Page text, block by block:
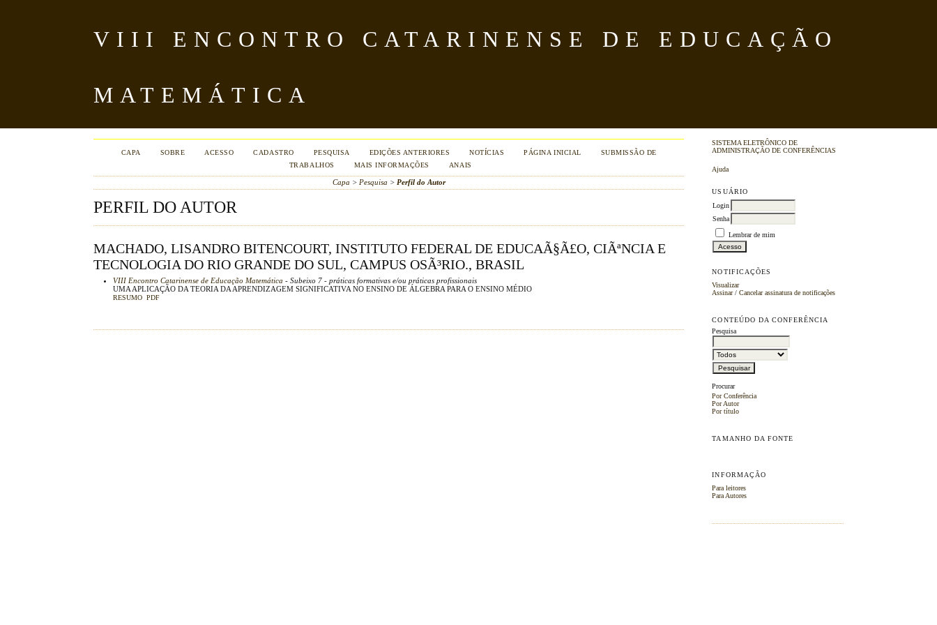
VIII ENCONTRO CATARINENSE DE EDUCAÇÃO
MATEMÁTICA
SISTEMA ELETRÔNICO DE
ADMINISTRAÇÃO DE CONFERÊNCIAS
Ajuda
USUÁRIO
Login
Senha
Lembrar de mim
NOTIFICAÇÕES
Visualizar
Assinar/Cancelar assinatura de notificações
CONTEÚDO DA CONFERÊNCIA
Pesquisa
Procurar
Por Conferência
Por Autor
Por título
TAMANHO DA FONTE
INFORMAÇÃO
Para leitores
Para Autores
CAPA SOBRE ACESSO CADASTRO PESQUISA EDIÇÕES ANTERIORES NOTÍCIAS PÁGINA INICIAL
SUBMISSÃO DE
TRABALHOS
MAIS INFORMAÇÕES ANAIS
Capa > Pesquisa > Perfil do Autor
PERFIL DO AUTOR
MACHADO, LISANDRO BITENCOURT, INSTITUTO FEDERAL DE EDUCAÃ§Ã£O, CIÃªNCIA E
TECNOLOGIA DO RIO GRANDE DO SUL, CAMPUS OSÃ³RIO., BRASIL
VIII Encontro Catarinense de Educação Matemática - Subeixo 7 - práticas formativas e/ou práticas profissionais
UMA APLICAÇÃO DA TEORIA DA APRENDIZAGEM SIGNIFICATIVA NO ENSINO DE ÁLGEBRA PARA O ENSINO MÉDIO
RESUMO PDF